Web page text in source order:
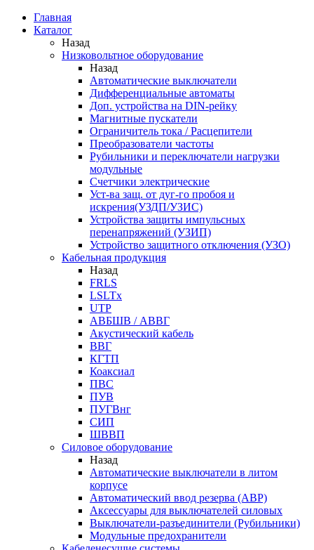
Главная
Каталог
Назад
Низковольтное оборудование
Назад
Автоматические выключатели
Дифференциальные автоматы
Доп. устройства на DIN-рейку
Магнитные пускатели
Ограничитель тока / Расцепители
Преобразователи частоты
Рубильники и переключатели нагрузки
модульные
Счетчики электрические
Уст-ва защ. от дуг-го пробоя и
искрения(УЗДП/УЗИС)
Устройства защиты импульсных
перенапряжений (УЗИП)
Устройство защитного отключения (УЗО)
Кабельная продукция
Назад
FRLS
LSLTx
UTP
АВБШВ / АВВГ
Акустический кабель
ВВГ
КГТП
Коаксиал
ПВС
ПУВ
ПУГВнг
СИП
ШВВП
Силовое оборудование
Назад
Автоматические выключатели в литом
корпусе
Автоматический ввод резерва (АВР)
Аксессуары для выключателей силовых
Выключатели-разъединители (Рубильники)
Модульные предохранители